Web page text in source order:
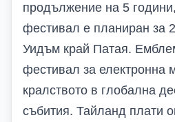
продължение на 5
фестивал е планиран за
Уидъм край Патая.
фестивал за електронна
кралството в глобална
събития. Тайланд плати